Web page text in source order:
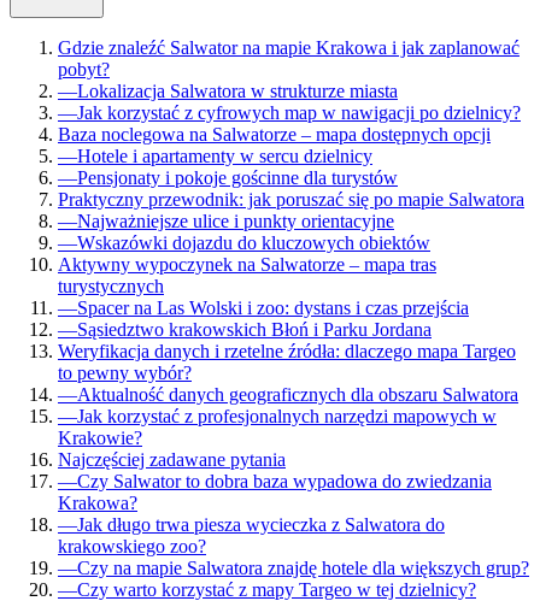
Gdzie znaleźć Salwator na mapie Krakowa i jak zaplanować
pobyt?
—Lokalizacja Salwatora w strukturze miasta
—Jak korzystać z cyfrowych map w nawigacji po dzielnicy?
Baza noclegowa na Salwatorze – mapa dostępnych opcji
—Hotele i apartamenty w sercu dzielnicy
—Pensjonaty i pokoje gościnne dla turystów
Praktyczny przewodnik: jak poruszać się po mapie Salwatora
—Najważniejsze ulice i punkty orientacyjne
—Wskazówki dojazdu do kluczowych obiektów
Aktywny wypoczynek na Salwatorze – mapa tras
turystycznych
—Spacer na Las Wolski i zoo: dystans i czas przejścia
—Sąsiedztwo krakowskich Błoń i Parku Jordana
Weryfikacja danych i rzetelne źródła: dlaczego mapa Targeo
to pewny wybór?
—Aktualność danych geograficznych dla obszaru Salwatora
—Jak korzystać z profesjonalnych narzędzi mapowych w
Krakowie?
Najczęściej zadawane pytania
—Czy Salwator to dobra baza wypadowa do zwiedzania
Krakowa?
—Jak długo trwa piesza wycieczka z Salwatora do
krakowskiego zoo?
—Czy na mapie Salwatora znajdę hotele dla większych grup?
—Czy warto korzystać z mapy Targeo w tej dzielnicy?